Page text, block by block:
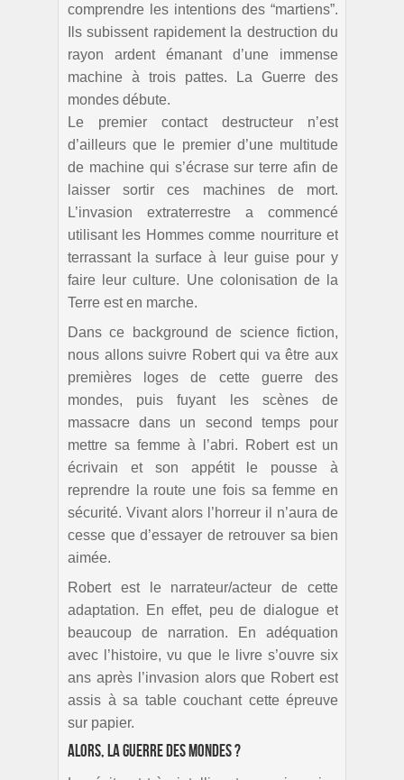
comprendre les intentions des “martiens”.
Ils subissent rapidement la destruction du
rayon ardent émanant d’une immense
machine à trois pattes. La Guerre des
mondes débute.
Le premier contact destructeur n’est
d’ailleurs que le premier d’une multitude
de machine qui s’écrase sur terre afin de
laisser sortir ces machines de mort.
L’invasion extraterrestre a commencé
utilisant les Hommes comme nourriture et
terrassant la surface à leur guise pour y
faire leur culture. Une colonisation de la
Terre est en marche.
Dans ce background de science fiction,
nous allons suivre Robert qui va être aux
premières loges de cette guerre des
mondes, puis fuyant les scènes de
massacre dans un second temps pour
mettre sa femme à l’abri. Robert est un
écrivain et son appétit le pousse à
reprendre la route une fois sa femme en
sécurité. Vivant alors l’horreur il n’aura de
cesse que d’essayer de retrouver sa bien
aimée.
Robert est le narrateur/acteur de cette
adaptation. En effet, peu de dialogue et
beaucoup de narration. En adéquation
avec l’histoire, vu que le livre s’ouvre six
ans après l’invasion alors que Robert est
assis à sa table couchant cette épreuve
sur papier.
Alors, la guerre des mondes ?